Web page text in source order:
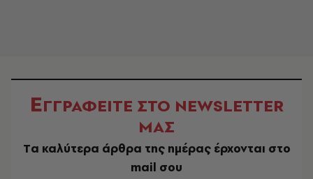
ΕΓΓΡΑΦΕΙΤΕ ΣΤΟ NEWSLETTER
ΜΑΣ
Tα καλύτερα άρθρα της ημέρας έρχονται στο
mail σου